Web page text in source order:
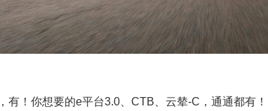
！你想要的e平台3.0、CTB、云辇-C，通通都有！